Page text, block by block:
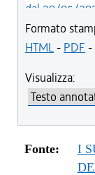
dal 20/05/
dal 12/11/
dal 29/03/
dal 01/01/
dal 27/07/
Formato
HTML- PDF -
Visualizza:
Fonte:
I